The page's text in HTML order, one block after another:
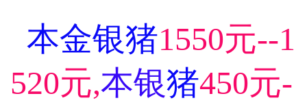
本金银猪1550元--1
520元,本银猪450元-